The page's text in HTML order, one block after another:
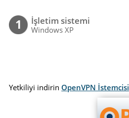
1 İşletim sistemi
Windows XP
Yetkiliyi indirin OpenVPN İstemcisi